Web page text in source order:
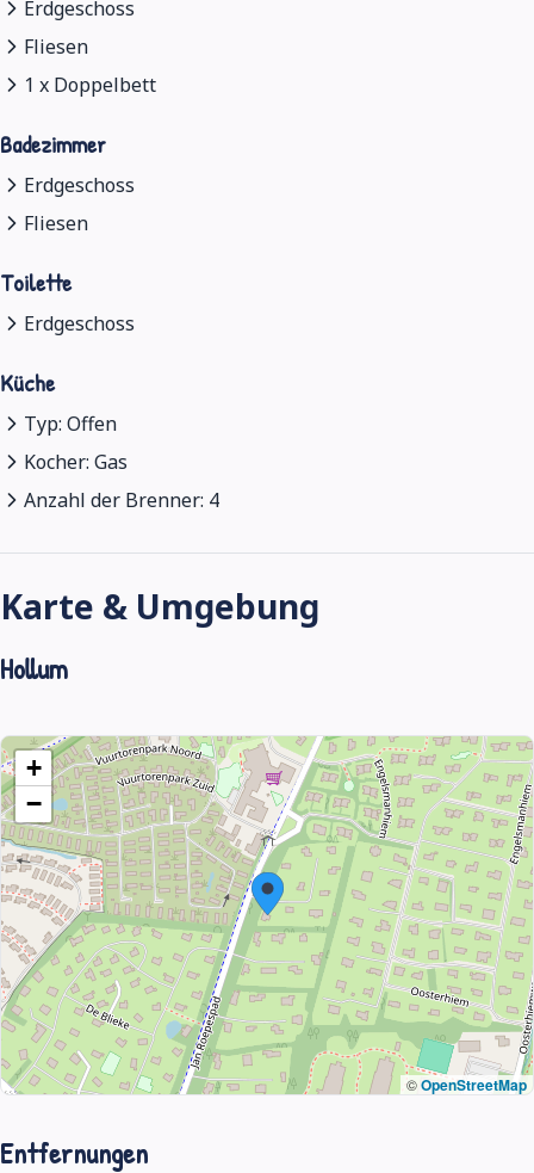
Erdgeschoss
Fliesen
1 x Doppelbett
Badezimmer
Erdgeschoss
Fliesen
Toilette
Erdgeschoss
Küche
Typ: Offen
Kocher: Gas
Anzahl der Brenner: 4
Karte & Umgebung
Hollum
+
−
©OpenStreetMap
Entfernungen